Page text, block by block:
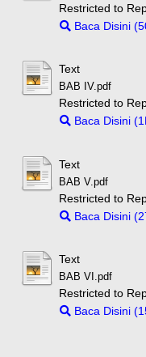
Restricted to
Baca Disini
Text
BAB IV.pdf
Restricted to
Baca Disini
Text
BAB V.pdf
Restricted to
Baca Disini
Text
BAB VI.pdf
Restricted to
Baca Disini